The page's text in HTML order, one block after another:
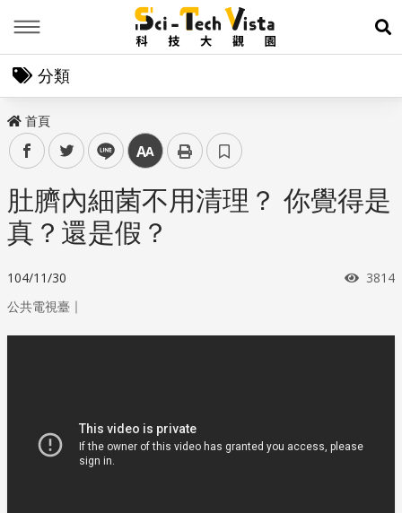
展
分類
首頁
facebooktwitter line 中
肚臍內細菌不用清理？ 你覺得是
真？還是假？
104/11/30 瀏覽
3814
公共電視臺 ｜